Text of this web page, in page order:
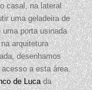
casal, na lateral
uma geladeira de
porta usinada
arquitetura
desenhamos
a esta área.
de Lucada